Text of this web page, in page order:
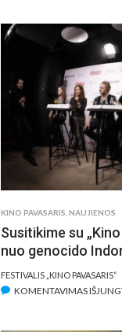
KINO PAVASARIS ,NAUJIENOS
Susitikime su
nuo genocido
FESTIVALIS „KINO PAVASARIS“
KOMENTAVIMAS